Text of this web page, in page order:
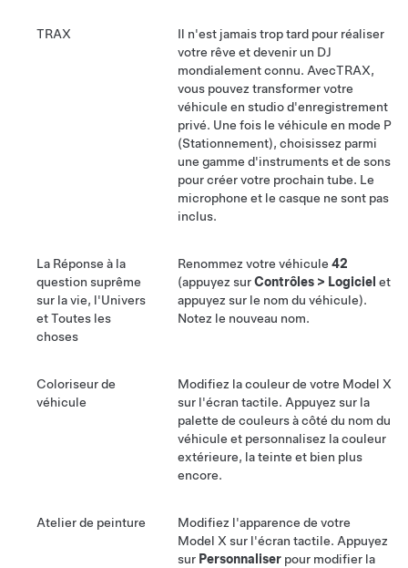
TRAX
Il n'est jamais trop tard pour réaliser
votre rêve et devenir un DJ
mondialement connu. AvecTRAX,
vous pouvez transformer votre
véhicule en studio d'enregistrement
privé. Une fois le véhicule en mode P
(Stationnement), choisissez parmi
une gamme d'instruments et de sons
pour créer votre prochain tube. Le
microphone et le casque ne sont pas
inclus.
La Réponse à la
question suprême
sur la vie, l'Univers
et Toutes les
choses
Renommez votre véhicule 42
(appuyez surContrôles > Logiciel et
appuyez sur le nom du véhicule).
Notez le nouveau nom.
Coloriseur de
véhicule
Modifiez la couleur de votre Model X
sur l'écran tactile. Appuyez sur la
palette de couleurs à côté du nom du
véhicule et personnalisez la couleur
extérieure, la teinte et bien plus
encore.
Atelier de peinture
Modifiez l'apparence de votre
Model X sur l'écran tactile. Appuyez
sur Personnaliser pour modifier la